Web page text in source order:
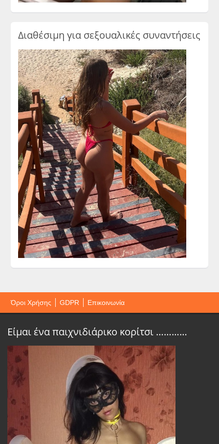
Διαθέσιμη για σεξουαλικές συναντήσεις
Όροι Χρήσης GDPR Επικοινωνία
Είμαι ένα παιχνιδιάρικο κορίτσι …………